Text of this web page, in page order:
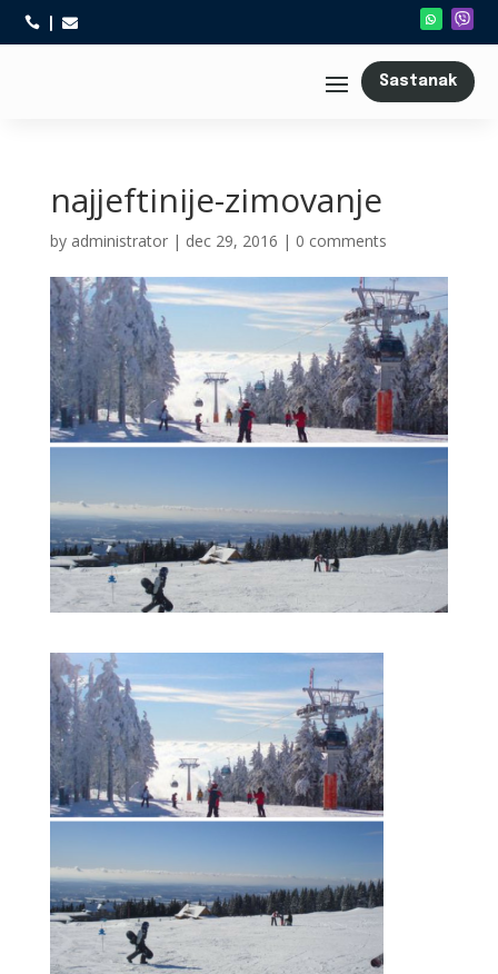
 
Sastanak
najjeftinije-zimovanje
by administrator| dec 29, 2016 | 0 comments